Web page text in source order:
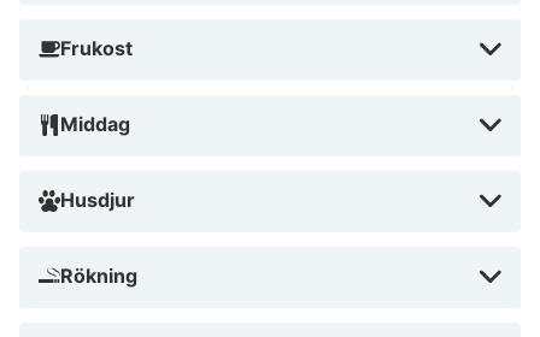
Frukost
Middag
Husdjur
Rökning